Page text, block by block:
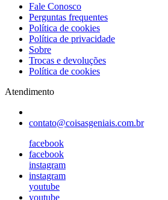
Fale Conosco
Perguntas frequentes
Política de cookies
Política de privacidade
Sobre
Trocas e devoluções
Política de cookies
Atendimento
contato@coisasgeniais.com.br
facebook
facebook
instagram
instagram
youtube
youtube